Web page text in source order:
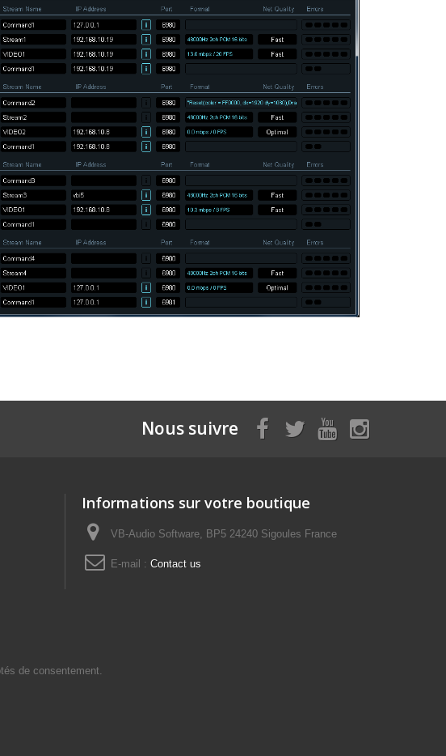
Nous suivre
Informations sur votre boutique
VB-Audio Software, BP5 24240 Sigoules France
E-mail : Contact us
de consentement.